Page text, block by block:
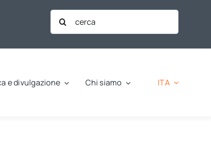
Cerca
per:
e divulgazione Chi siamo ITA